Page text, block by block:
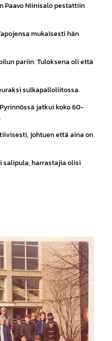
Paavo Niinisalo pestattiin
mukaisesti hän
pariin. Tuloksena oli että
sulkapalloliitossa.
jatkui koko 60-
johtuen että aina on
salipula, harrastajia olisi